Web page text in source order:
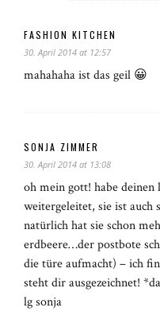
FASHION KITCHEN
30. April 2014 at 12:57
mahahaha ist das geil 😀
SONJA ZIMMER
30. April 2014 at 13:08
oh mein gott! habe
weitergeleitet, sie ist auch
natürlich hat sie schon
erdbeere…der postbote
die türe aufmacht) – ich
steht dir ausgezeichnet!
lg sonja